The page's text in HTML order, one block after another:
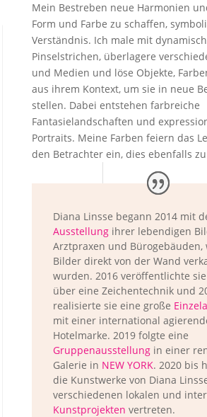
Mein Bestreben neue Harmonien
Form und Farbe zu schaffen,
Verständnis. Ich male mit
Pinselstrichen, überlagere
und Medien und löse Objekte,
aus ihrem Kontext, um sie in neue
stellen. Dabei entstehen farbreiche
Fantasielandschaften und
Portraits. Meine Farben feiern das
den Betrachter ein, dies ebenfalls
Diana Linsse begann 2014 mit
Ausstellungihrer lebendigen
Arztpraxen und Bürogebäuden,
Bilder direkt von der Wand
wurden. 2016 veröffentlichte
über eine Zeichentechnik und
realisierte sie eine große
mit einer international
Hotelmarke. 2019 folgte eine
Gruppenausstellungin einer
Galerie in NEW YORK. 2020 bis
die Kunstwerke von Diana
verschiedenen lokalen und
Kunstprojekten vertreten.